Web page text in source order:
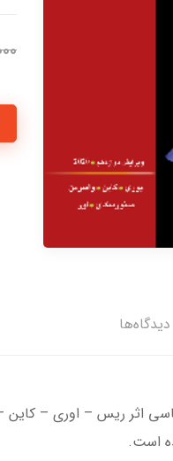
دیدگاه‌ها
اثر ریس – اوری –